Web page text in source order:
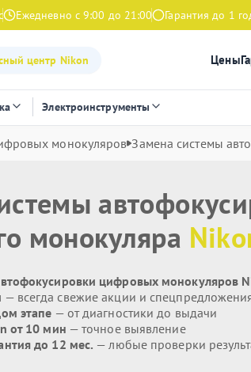
Ежедневно с 9:00 до 21:00 Гарантия до 1
центр Nikon Цены
Электроинструменты
монокуляров Замена системы
монокуляра
цифровых монокуляров
— всегда свежие акции и
этапе — от диагностики до выдачи
от 10 мин — точное выявление
до 12 мес. — любые проверки